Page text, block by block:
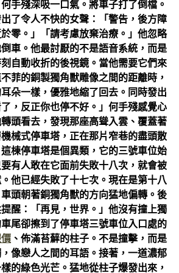
手殘深吸一口氣。將車子打了倒檔。
了令人不快的女聲：「警告，後方障
零。」「請考慮放棄治療。」他忽略
車。他最討厭的不是語音系統，而是
自動收折的後視鏡。當他需要它們來
菲的銅製獨角獸雕像之間的距離時，
朵一樣，優雅地縮了回去。同時發出
，反正你也停不好。」何手殘感覺心
頭看去，發現那座高聳入雲、覆蓋著
械式停車塔，正在那片窄巷的盡頭散
棟停車塔是個異類，它的三號車位始
有人敢在它面前失敗十八次，就會被
他已經失敗了十七次。現在是第十八
頭朝著銅獨角獸的方向猛地偏轉。後
醒：「再見，世界。」他沒有撞上獨
尾卻擦到了停車塔三號車位入口處的
、佈滿苔蘚的柱子。不是撞擊，而是
像戀人之間的耳語。接著，一道濃郁
的綠色光芒。猛地從柱子爆發出來，